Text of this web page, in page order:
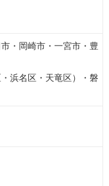
・岡崎市・一宮市・豊
浜名区・天竜区）・磐